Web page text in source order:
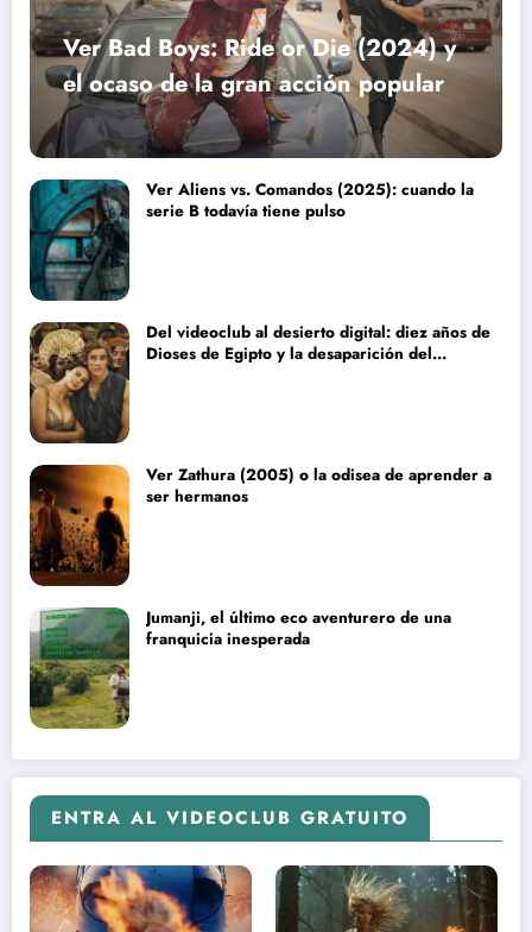
Ver Bad Boys: Ride or Die (2024) y
el ocaso de la gran acción popular
Ver Aliens vs. Comandos (2025): cuando la
serie B todavía tiene pulso
Del videoclub al desierto digital: diez años de
Dioses de Egipto y la desaparición del
Ver Zathura (2005) o la odisea de aprender a
ser hermanos
Jumanji, el último eco aventurero de una
franquicia inesperada
ENTRA AL VIDEOCLUB GRATUITO